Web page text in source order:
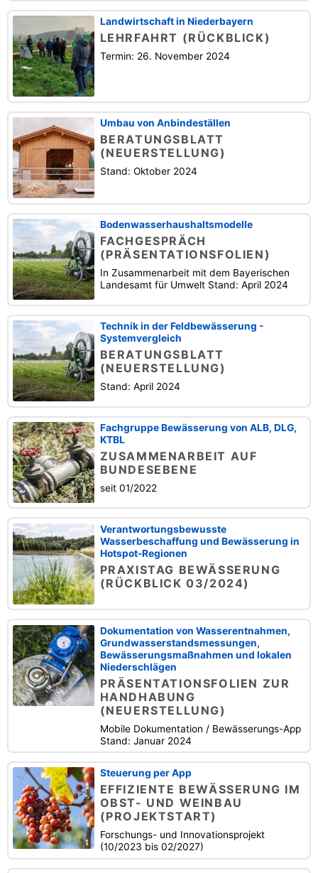
Landwirtschaft in Niederbayern
LEHRFAHRT (RÜCKBLICK)
Termin: 26. November 2024
Umbau von Anbindeställen
BERATUNGSBLATT
(NEUERSTELLUNG)
Stand: Oktober 2024
Bodenwasserhaushaltsmodelle
FACHGESPRÄCH
(PRÄSENTATIONSFOLIEN)
In Zusammenarbeit mit dem Bayerischen
Landesamt für Umwelt Stand: April 2024
Technik in der Feldbewässerung -
Systemvergleich
BERATUNGSBLATT
(NEUERSTELLUNG)
Stand: April 2024
Fachgruppe Bewässerung von ALB, DLG,
KTBL
ZUSAMMENARBEIT AUF
BUNDESEBENE
seit 01/2022
Verantwortungsbewusste
Wasserbeschaffung und Bewässerung in
Hotspot-Regionen
PRAXISTAG BEWÄSSERUNG
(RÜCKBLICK 03/2024)
Dokumentation von Wasserentnahmen,
Grundwasserstandsmessungen,
Bewässerungsmaßnahmen und lokalen
Niederschlägen
PRÄSENTATIONSFOLIEN ZUR
HANDHABUNG
(NEUERSTELLUNG)
Mobile Dokumentation / Bewässerungs-App
Stand: Januar 2024
Steuerung per App
EFFIZIENTE BEWÄSSERUNG IM
OBST- UND WEINBAU
(PROJEKTSTART)
Forschungs- und Innovationsprojekt
(10/2023 bis 02/2027)